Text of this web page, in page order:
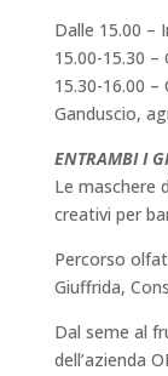
Dalle 15.00 –
15.00-15.30 –
15.30-16.00
Ganduscio,
ENTRAMBI I
Le maschere
creativi per
Percorso
Giuffrida,
Dal seme al
dell’azienda